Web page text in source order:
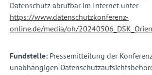
Datenschutz abrufbar im Internet unter
https://www.datenschutzkonferenz-
online.de/media/oh/
Fundstelle: Pressemitteilung der
unabhängigen